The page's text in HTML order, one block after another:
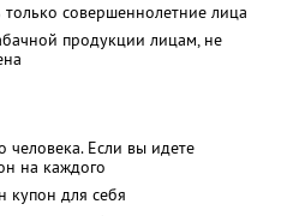
только совершеннолетние лица
продукции лицам, не
человека. Если вы идете
на каждого
купон для себя